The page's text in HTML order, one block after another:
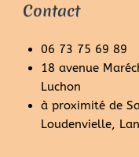
Contact
06 73 75 69 89
18 avenue
Luchon
à proximité de
Loudenvielle,